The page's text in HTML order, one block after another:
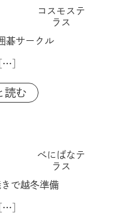
コスモステ
ラス
碁サークル
[…]
読む
べにばなテ
ラス
で越冬準備
[…]